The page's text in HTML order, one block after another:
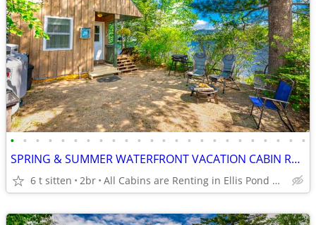
• • • • • • • • • • • • • • • • • • • • • • • •
SPRING & SUMMER WATERFRONT VACATION CABIN RENTALS in ROXBURY MAINE
6 t sitten 2br All Cabins are Renting in Ellis Pond Roxbury Maine